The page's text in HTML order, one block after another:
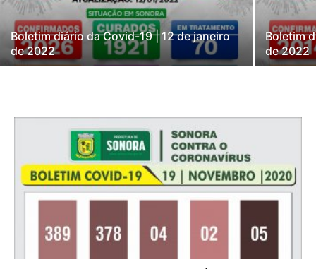
Boletim diário da Covid-19 | 12 de janeiro
de 2022
Boletim
de 2022